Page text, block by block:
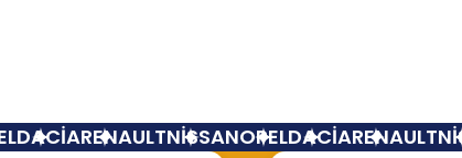
RENAULTNİSSANOPELDACİARENAULT